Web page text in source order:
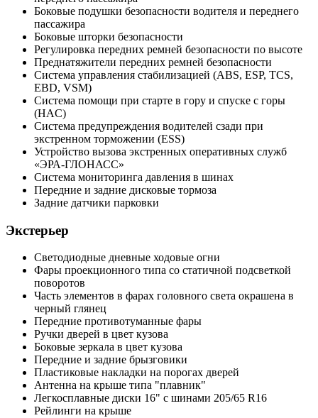
Боковые подушки безопасности водителя и переднего
пассажира
Боковые шторки безопасности
Регулировка передних ремней безопасности по высоте
Преднатяжители передних ремней безопасности
Система управления стабилизацией (ABS, ESP, TCS,
EBD, VSM)
Система помощи при старте в гору и спуске с горы
(HAC)
Система предупреждения водителей сзади при
экстренном торможении (ESS)
Устройство вызова экстренных оперативных служб
«ЭРА-ГЛОНАСС»
Система мониторинга давления в шинах
Передние и задние дисковые тормоза
Задние датчики парковки
Экстерьер
Светодиодные дневные ходовые огни
Фары проекционного типа со статичной подсветкой
поворотов
Часть элементов в фарах головного света окрашена в
черный глянец
Передние противотуманные фары
Ручки дверей в цвет кузова
Боковые зеркала в цвет кузова
Передние и задние брызговики
Пластиковые накладки на порогах дверей
Антенна на крыше типа "плавник"
Легкосплавные диски 16" с шинами 205/65 R16
Рейлинги на крыше